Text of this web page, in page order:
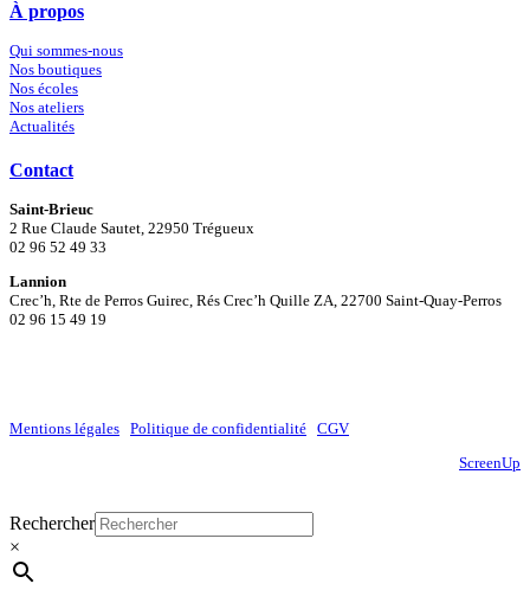
À propos
Qui sommes-nous
Nos boutiques
Nos écoles
Nos ateliers
Actualités
Contact
Saint-Brieuc
2 Rue Claude Sautet, 22950 Trégueux
02 96 52 49 33
Lannion
Crec’h, Rte de Perros Guirec, Rés Crec’h Quille ZA, 22700 Saint-Quay-Perros
02 96 15 49 19
Mentions légales Politique de confidentialité CGV
ScreenUp
Close
Menu
Rechercher
×